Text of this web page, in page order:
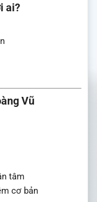
ai?
Vũ
tâm
cơ bản